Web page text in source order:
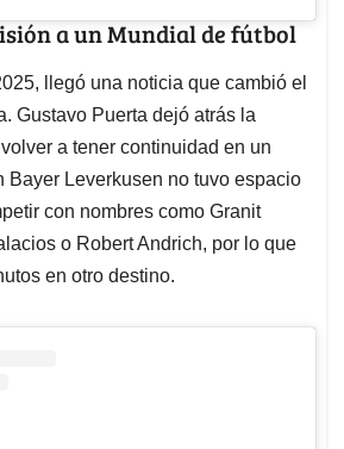
a un Mundial de fútbol
llegó una noticia que cambió el
Gustavo Puerta dejó atrás la
a tener continuidad en un
Bayer Leverkusen no tuvo espacio
con nombres como Granit
o Robert Andrich, por lo que
en otro destino.